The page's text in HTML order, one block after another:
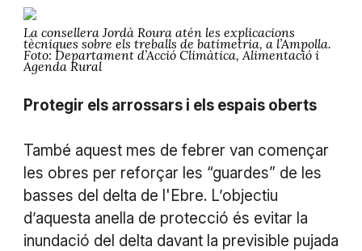
La consellera Jordà Roura atén les explicacions
tècniques sobre els treballs de batimetria, a l’Ampolla.
Foto: Departament d’Acció Climàtica, Alimentació i
Agenda Rural
Protegir els arrossars i els espais oberts
També aquest mes de febrer van començar
les obres per reforçar les “guardes” de les
basses del delta de l'Ebre. L’objectiu
d’aquesta anella de protecció és evitar la
inundació del delta davant la previsible pujada